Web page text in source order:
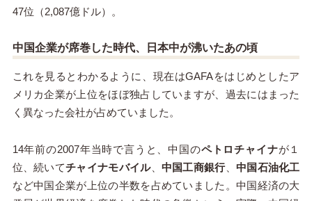
47位（2,087億ドル）。
中国企業が席巻した時代、日本中が沸いたあの頃
これを見るとわかるように、現在はGAFAをはじめとしたア
メリカ企業が上位をほぼ独占していますが、過去にはまった
く異なった会社が占めていました。
14年前の2007年当時で言うと、中国のペトロチャイナが１
位、続いてチャイナモバイル、 中国工商銀行、 中国石油化工
など中国企業が上位の半数を占めていました。中国経済の大